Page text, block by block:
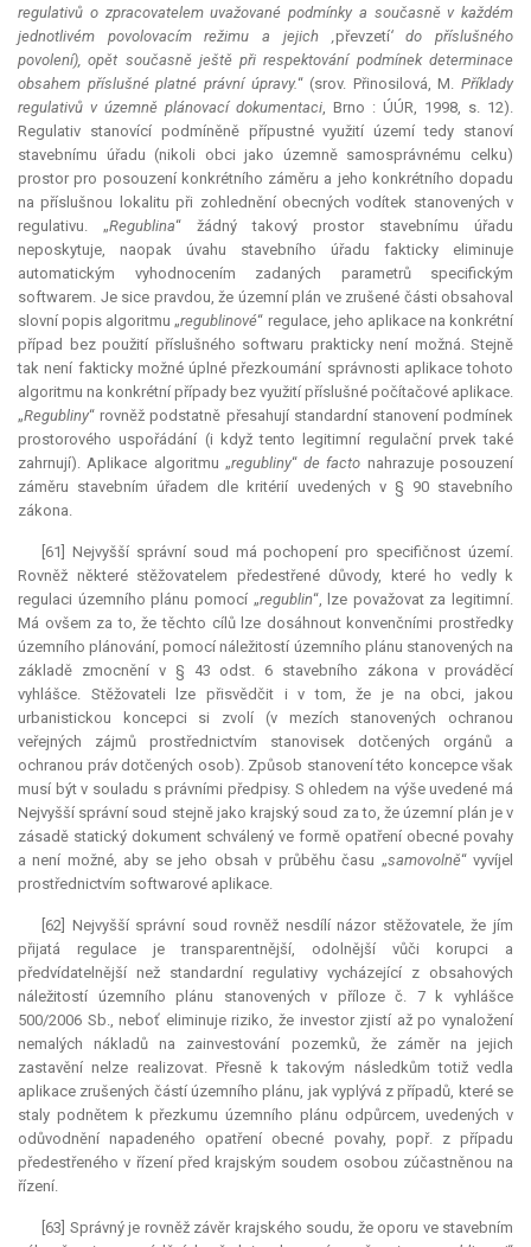
regulativů o zpracovatelem uvažované podmínky a současně v každém
jednotlivém povolovacím režimu a jejich ‚převzetí‘ do příslušného
povolení), opět současně ještě při respektování podmínek determinace
obsahem příslušné platné právní úpravy.“ (srov. Přinosilová, M. Příklady
regulativů v územně plánovací dokumentaci, Brno : ÚÚR, 1998, s. 12).
Regulativ stanovící podmíněně přípustné využití území tedy stanoví
stavebnímu úřadu (nikoli obci jako územně samosprávnému celku)
prostor pro posouzení konkrétního záměru a jeho konkrétního dopadu
na příslušnou lokalitu při zohlednění obecných vodítek stanovených v
regulativu. „Regublina“ žádný takový prostor stavebnímu úřadu
neposkytuje, naopak úvahu stavebního úřadu fakticky eliminuje
automatickým vyhodnocením zadaných parametrů specifickým
softwarem. Je sice pravdou, že územní plán ve zrušené části obsahoval
slovní popis algoritmu „regublinové“ regulace, jeho aplikace na konkrétní
případ bez použití příslušného softwaru prakticky není možná. Stejně
tak není fakticky možné úplné přezkoumání správnosti aplikace tohoto
algoritmu na konkrétní případy bez využití příslušné počítačové aplikace.
„Regubliny“ rovněž podstatně přesahují standardní stanovení podmínek
prostorového uspořádání (i když tento legitimní regulační prvek také
zahrnují). Aplikace algoritmu „regubliny“de facto nahrazuje posouzení
záměru stavebním úřadem dle kritérií uvedených v § 90 stavebního
zákona.
[61] Nejvyšší správní soud má pochopení pro specifičnost území.
Rovněž některé stěžovatelem předestřené důvody, které ho vedly k
regulaci územního plánu pomocí „regublin“, lze považovat za legitimní.
Má ovšem za to, že těchto cílů lze dosáhnout konvenčními prostředky
územního plánování, pomocí náležitostí územního plánu stanovených na
základě zmocnění v § 43 odst. 6 stavebního zákona v prováděcí
vyhlášce. Stěžovateli lze přisvědčit i v tom, že je na obci, jakou
urbanistickou koncepci si zvolí (v mezích stanovených ochranou
veřejných zájmů prostřednictvím stanovisek dotčených orgánů a
ochranou práv dotčených osob). Způsob stanovení této koncepce však
musí být v souladu s právními předpisy. S ohledem na výše uvedené má
Nejvyšší správní soud stejně jako krajský soud za to, že územní plán je v
zásadě statický dokument schválený ve formě opatření obecné povahy
a není možné, aby se jeho obsah v průběhu času „samovolně“ vyvíjel
prostřednictvím softwarové aplikace.
[62] Nejvyšší správní soud rovněž nesdílí názor stěžovatele, že jím
přijatá regulace je transparentnější, odolnější vůči korupci a
předvídatelnější než standardní regulativy vycházející z obsahových
náležitostí územního plánu stanovených v příloze č. 7 k vyhlášce
500/2006 Sb., neboť eliminuje riziko, že investor zjistí až po vynaložení
nemalých nákladů na zainvestování pozemků, že záměr na jejich
zastavění nelze realizovat. Přesně k takovým následkům totiž vedla
aplikace zrušených částí územního plánu, jak vyplývá z případů, které se
staly podnětem k přezkumu územního plánu odpůrcem, uvedených v
odůvodnění napadeného opatření obecné povahy, popř. z případu
předestřeného v řízení před krajským soudem osobou zúčastněnou na
řízení.
[63] Správný je rovněž závěr krajského soudu, že oporu ve stavebním